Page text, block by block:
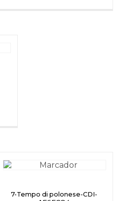
7-Tempo di polonese-CDI-